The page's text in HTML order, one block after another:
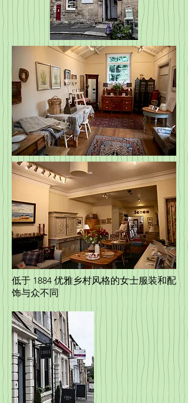
低于 1884 优雅乡村风格的女士服装和配
饰与众不同